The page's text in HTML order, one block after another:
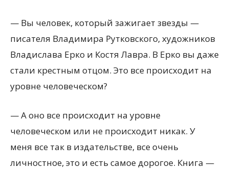
— Вы человек, который зажигает звезды —
писателя Владимира Рутковского, художников
Владислава Ерко и Костя Лавра. В Ерко вы даже
стали крестным отцом. Это все происходит на
уровне человеческом?
— А оно все происходит на уровне
человеческом или не происходит никак. У
меня все так в издательстве, все очень
личностное, это и есть самое дорогое. Книга —